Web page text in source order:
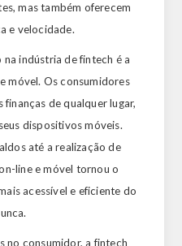
mas também oferecem
e velocidade.
indústria de fintech é a
móvel. Os consumidores
de qualquer lugar,
dispositivos móveis.
até a realização de
line e móvel tornou o
acessível e eficiente do
no consumidor, a fintech